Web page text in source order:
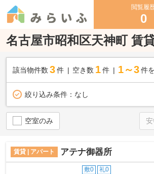
閲覧履
0
名古屋市昭和区天神町 賃
該当物件数 3件 空き数 1 件 1～3 件
絞り込み条件： なし
空室のみ
賃貸 | アパート アテナ御器所
敷0 礼0